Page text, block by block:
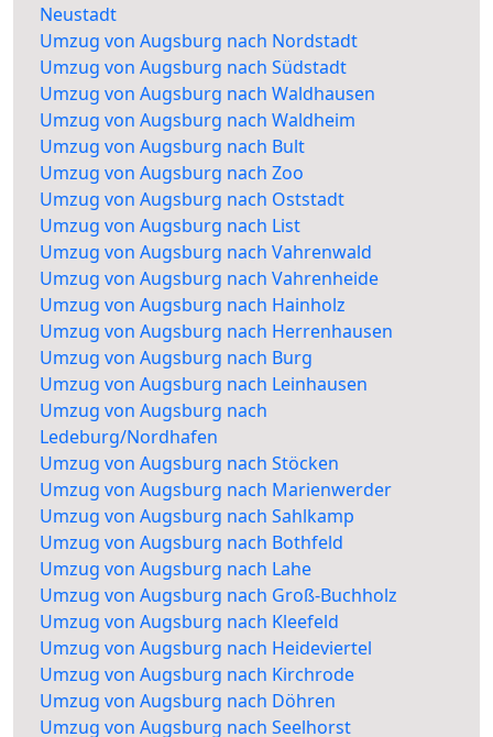
Neustadt
Umzug von Augsburg nach Nordstadt
Umzug von Augsburg nach Südstadt
Umzug von Augsburg nach Waldhausen
Umzug von Augsburg nach Waldheim
Umzug von Augsburg nach Bult
Umzug von Augsburg nach Zoo
Umzug von Augsburg nach Oststadt
Umzug von Augsburg nach List
Umzug von Augsburg nach Vahrenwald
Umzug von Augsburg nach Vahrenheide
Umzug von Augsburg nach Hainholz
Umzug von Augsburg nach Herrenhausen
Umzug von Augsburg nach Burg
Umzug von Augsburg nach Leinhausen
Umzug von Augsburg nach
Ledeburg/Nordhafen
Umzug von Augsburg nach Stöcken
Umzug von Augsburg nach Marienwerder
Umzug von Augsburg nach Sahlkamp
Umzug von Augsburg nach Bothfeld
Umzug von Augsburg nach Lahe
Umzug von Augsburg nach Groß-Buchholz
Umzug von Augsburg nach Kleefeld
Umzug von Augsburg nach Heideviertel
Umzug von Augsburg nach Kirchrode
Umzug von Augsburg nach Döhren
Umzug von Augsburg nach Seelhorst